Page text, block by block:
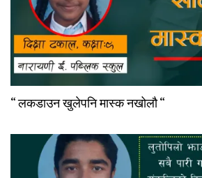
“ लकडाउन खुलेपनि मास्क नखोलौ “